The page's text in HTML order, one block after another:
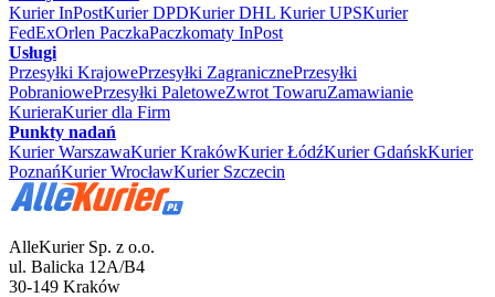
Kurier InPostKurier DPDKurier DHL Kurier UPSKurier
FedExOrlen PaczkaPaczkomaty InPost
Usługi
Przesyłki KrajowePrzesyłki ZagranicznePrzesyłki
PobraniowePrzesyłki PaletoweZwrot TowaruZamawianie
KurieraKurier dla Firm
Punkty nadań
Kurier WarszawaKurier KrakówKurier ŁódźKurier GdańskKurier
PoznańKurier WrocławKurier Szczecin
AlleKurier Sp. z o.o.
ul. Balicka 12A/B4
30-149 Kraków